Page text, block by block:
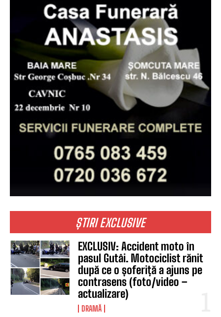
ȘTIRI EXCLUSIVE
EXCLUSIV: Accident moto în
pasul Gutâi. Motociclist rănit
după ce o șoferiță a ajuns pe
contrasens (foto/video –
actualizare)
DRAMĂ